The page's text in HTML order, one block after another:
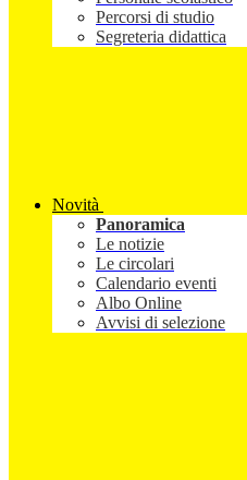
Percorsi di studio
Segreteria didattica
Novità
Panoramica
Le notizie
Le circolari
Calendario eventi
Albo Online
Avvisi di selezione